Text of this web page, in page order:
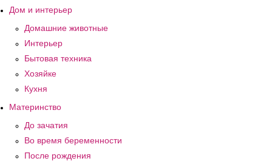
Дом и интерьер
Домашние животные
Интерьер
Бытовая техника
Хозяйке
Кухня
Материнство
До зачатия
Во время беременности
После рождения